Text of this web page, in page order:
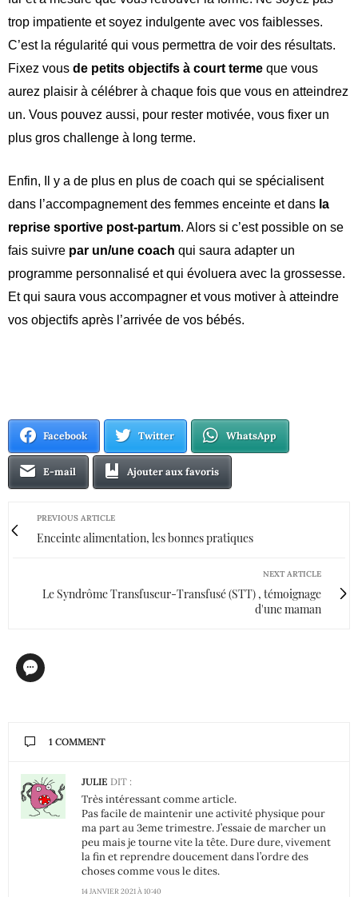
trop impatiente et soyez indulgente avec vos faiblesses.
C’est la régularité qui vous permettra de voir des résultats.
Fixez vous de petits objectifs à court terme que vous
aurez plaisir à célébrer à chaque fois que vous en atteindrez
un. Vous pouvez aussi, pour rester motivée, vous fixer un
plus gros challenge à long terme.
Enfin, Il y a de plus en plus de coach qui se spécialisent
dans l’accompagnement des femmes enceinte et dans la
reprise sportive post-partum. Alors si c’est possible on se
fais suivre par un/une coach qui saura adapter un
programme personnalisé et qui évoluera avec la grossesse.
Et qui saura vous accompagner et vous motiver à atteindre
vos objectifs après l’arrivée de vos bébés.
Facebook Twitter WhatsApp
E-mail Ajouter aux favoris
PREVIOUS ARTICLE
Enceinte alimentation, les bonnes pratiques
NEXT ARTICLE
Le Syndrôme Transfuseur-Transfusé (STT) , témoignage
d'une maman
1 COMMENT
JULIE DIT :
14 JANVIER 2021 À 10:40
Très intéressant comme article.
Pas facile de maintenir une activité physique pour
ma part au 3eme trimestre. J’essaie de marcher un
peu mais je tourne vite la tête. Dure dure, vivement
la fin et reprendre doucement dans l’ordre des
choses comme vous le dites.